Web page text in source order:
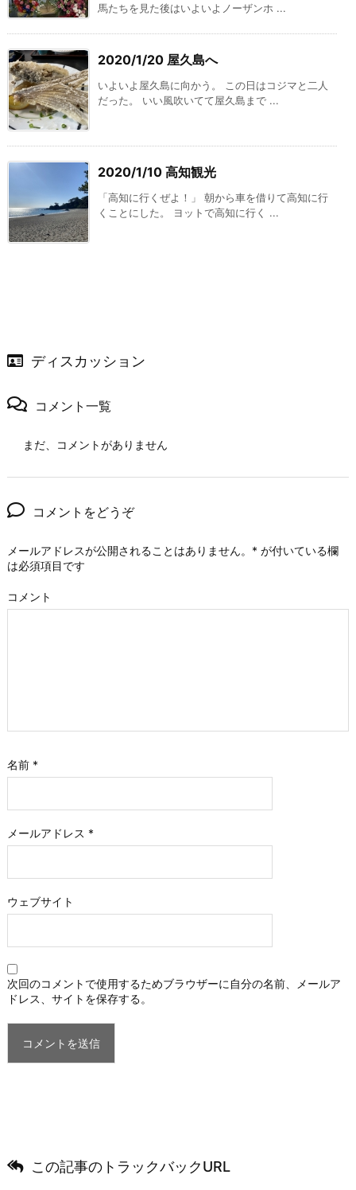
馬たちを見た後はいよいよノーザンホ ...
2020/1/20 屋久島へ
いよいよ屋久島に向かう。 この日はコジマと二人
だった。 いい風吹いてて屋久島まで ...
2020/1/10 高知観光
「高知に行くぜよ！」 朝から車を借りて高知に行
くことにした。 ヨットで高知に行く ...
ディスカッション
コメント一覧
まだ、コメントがありません
コメントをどうぞ
メールアドレスが公開されることはありません。 * が付いている欄
は必須項目です
コメント
名前 *
メールアドレス *
ウェブサイト
次回のコメントで使用するためブラウザーに自分の名前、メールア
ドレス、サイトを保存する。
この記事のトラックバックURL